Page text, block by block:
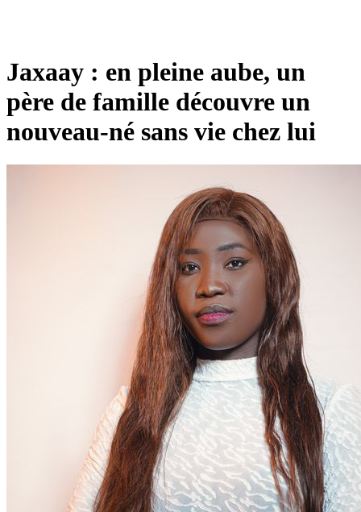
Jaxaay : en pleine aube, un
père de famille découvre un
nouveau-né sans vie chez lui